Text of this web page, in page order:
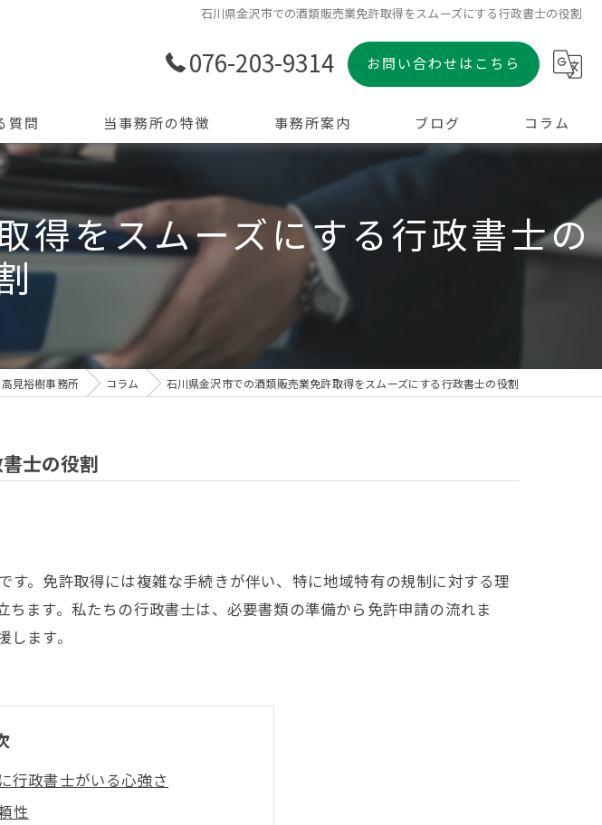
石川県金沢市での酒類販売業免許取得をスムーズにする行政書士の役割
076-203-9314 お問い合わせはこちら
質問 当事務所の特徴
許認可申請
創業支援
会計記帳
事務所案内 ブログ コラム
得をスムーズにする行政書士の
見裕樹事務所 コラム 石川県金沢市での酒類販売業免許取得をスムーズにする行政書士の役割
士の役割
。免許取得には複雑な手続きが伴い、特に地域特有の規制に対する理
ます。私たちの行政書士は、必要書類の準備から免許申請の流れま
ます。
行政書士がいる心強さ
性